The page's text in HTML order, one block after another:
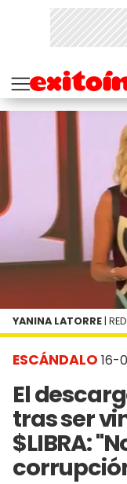
ESCÁNDALO 16-
El
tras ser
$LIBRA:
YANINA LATORRE |